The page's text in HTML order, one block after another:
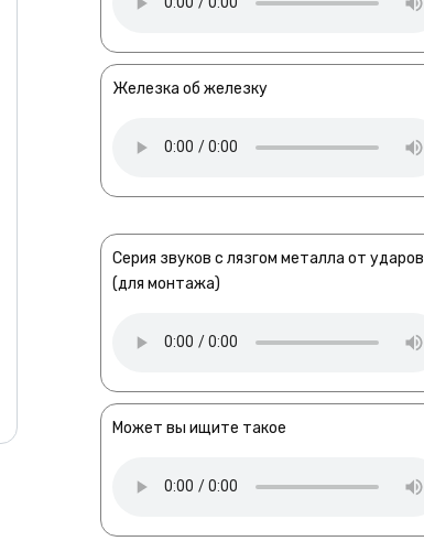
Железка об железку
Серия звуков с лязгом металла от ударов
(для монтажа)
Может вы ищите такое